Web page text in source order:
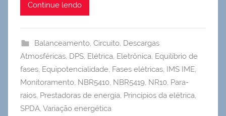
Continue lendo
Balanceamento, Circuito, Descargas
Atmosféricas, DPS, Elétrica, Eletrônica, Equilíbrio de
fases, Equipotencialidade, Fases elétricas, IMS IME,
Monitoramento, NBR5410, NBR5419, NR10, Para-
raios, Prestadoras de energia, Princípios da elétrica,
SPDA, Variação energética